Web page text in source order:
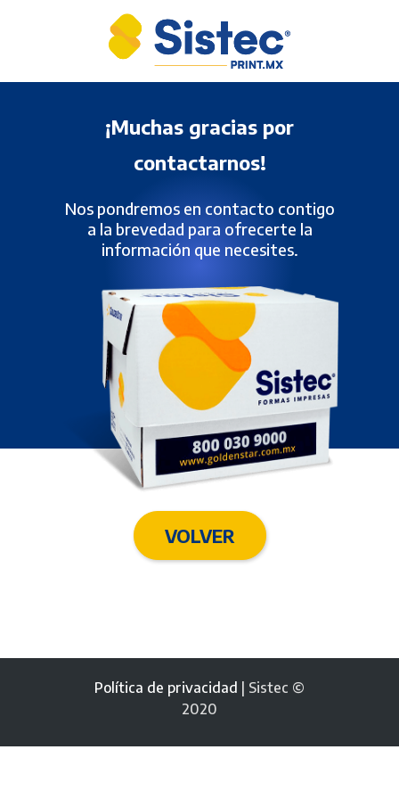
Buscar:
¡Muchas gracias por
contactarnos!
Nos pondremos en contacto contigo
a la brevedad para ofrecerte la
información que necesites.
VOLVER
Política de privacidad | Sistec ©
2020